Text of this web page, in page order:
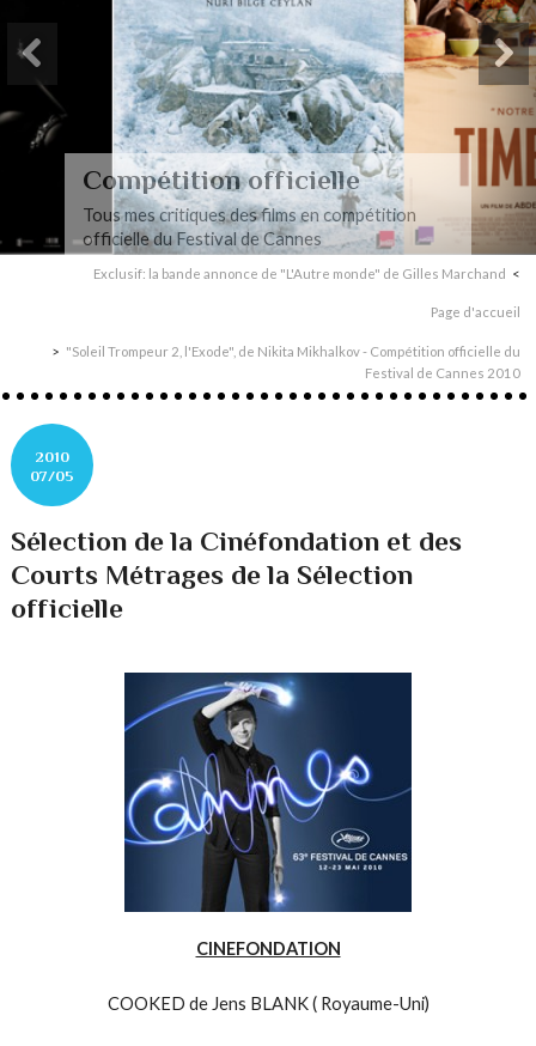
Compétition officielle
Tous mes critiques des films en compétition
officielle du Festival de Cannes
Exclusif: la bande annonce de "L'Autre monde" de Gilles Marchand
Page d'accueil
"Soleil Trompeur 2, l'Exode", de Nikita Mikhalkov - Compétition officielle du
Festival de Cannes 2010
2010
07/05
Sélection de la Cinéfondation et des
Courts Métrages de la Sélection
officielle
CINEFONDATION
COOKED de Jens BLANK ( Royaume-Uni)